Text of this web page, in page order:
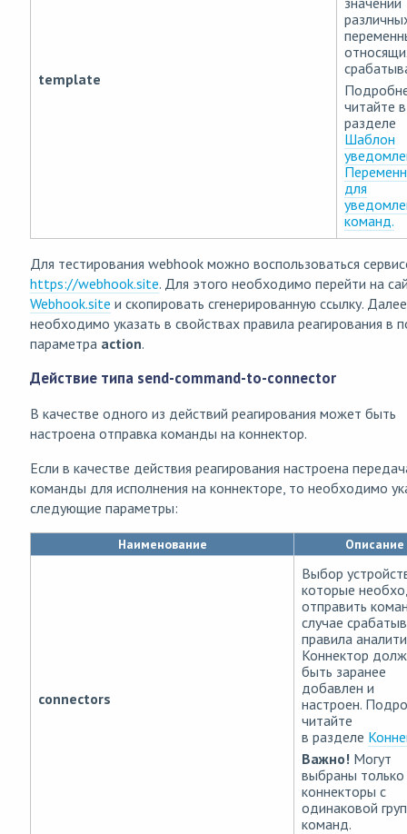
template
читайте в
разделе
Шаблон
для
команд.
Для тестирования webhook можно воспользоваться
https://webhook.site. Для этого необходимо перейти на
Webhook.site и скопировать сгенерированную ссылку.
необходимо указать в свойствах правила реагирования в
параметра action.
Действие типа send-command-to-connector
В качестве одного из действий реагирования может быть
настроена отправка команды на коннектор.
Если в качестве действия реагирования настроена
команды для исполнения на коннекторе, то необходимо
следующие параметры:
Наименование Описание
connectors
Выбор
которые
отправить
случае
правила
Коннектор
быть заранее
добавлен и
настроен.
читайте
в разделе
Важно! Могут
выбраны только
коннекторы с
одинаковой
команд.